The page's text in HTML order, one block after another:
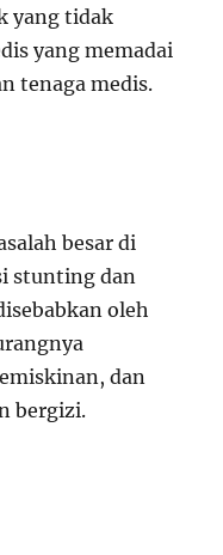
yang tidak
yang memadai
tenaga medis.
besar di
stunting dan
oleh
dan
bergizi.